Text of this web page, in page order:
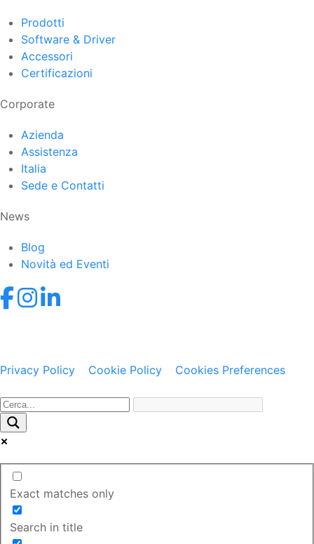
Prodotti
Software & Driver
Accessori
Certificazioni
Corporate
Azienda
Assistenza
Italia
Sede e Contatti
News
Blog
Novità ed Eventi
Privacy Policy
Cookie Policy
Cookies Preferences
Exact matches only
Search in title